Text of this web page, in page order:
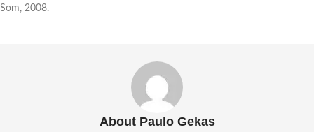
Som, 2008.
About Paulo Gekas